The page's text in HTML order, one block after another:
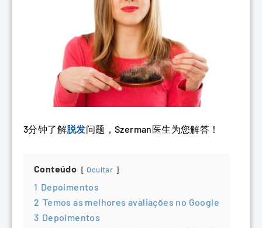
3分钟了解脱发问题，Szerman医生为您解答！
Conteúdo Ocultar
1 Depoimentos
2 Temos as melhores avaliações no Google
3 Depoimentos